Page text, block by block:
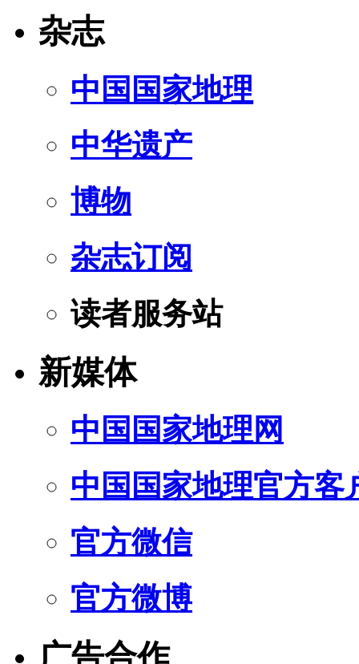
杂志
中国国家地理
中华遗产
博物
杂志订阅
读者服务站
新媒体
中国国家地理网
中国国家地理官方客
官方微信
官方微博
广告合作